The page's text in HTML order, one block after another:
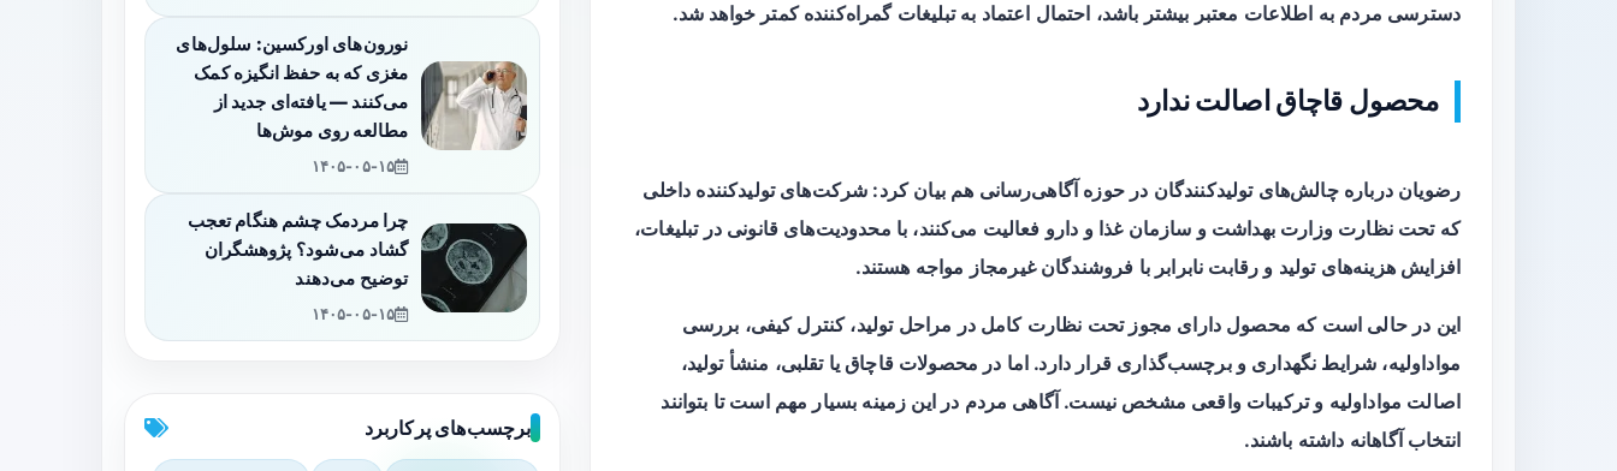
دسترسی مردم به اطلاعات معتبر بیشتر باشد، احتمال اعتماد به تبلیغات گمراه‌کننده کمتر خواهد شد.
محصول قاچاق اصالت ندارد
رضویان درباره چالش‌های تولیدکنندگان در حوزه آگاهی‌رسانی هم بیان کرد: شرکت‌های تولیدکننده داخلی
که تحت نظارت وزارت بهداشت و سازمان غذا و دارو فعالیت می‌کنند، با محدودیت‌های قانونی در تبلیغات،
افزایش هزینه‌های تولید و رقابت نابرابر با فروشندگان غیرمجاز مواجه هستند.
این در حالی است که محصول دارای مجوز تحت نظارت کامل در مراحل تولید، کنترل کیفی، بررسی
مواداولیه، شرایط نگهداری و برچسب‌گذاری قرار دارد. اما در محصولات قاچاق یا تقلبی، منشأ تولید،
اصالت مواداولیه و ترکیبات واقعی مشخص نیست. آگاهی مردم در این زمینه بسیار مهم است تا بتوانند
انتخاب آگاهانه داشته باشند.
نورون‌های اورکسین: سلول‌های
مغزی که به حفظ انگیزه کمک
می‌کنند — یافته‌ای جدید از
مطالعه روی موش‌ها
۱۴۰۵-۰۵-۱۵
چرا مردمک چشم هنگام تعجب
گشاد می‌شود؟ پژوهشگران
توضیح می‌دهند
۱۴۰۵-۰۵-۱۵
برچسب‌های پرکاربرد